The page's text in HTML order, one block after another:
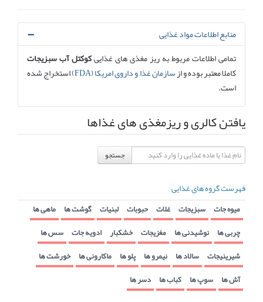
منابع اطلاعات مواد غذایی
تمامی اطلاعات مربوط به ریز مغذی های غذاییکوکتل آب سبزیجات
کاملا معتبر بوده و ازسازمان غذا و داروی امریکا (FDA)
استخراج شده
است.
یافتن کالری و ریزمغذی های غذاها
جستجو
فهرست گروه های غذایی
میوه جات سبزیجات غلات حبوبات لبنیات گوشت ها ماهی ها
چربی ها نوشیدنی ها مغزیجات خشکبار ادویه جات سس ها
شیرینیجات سالاد ها نیمرو ها پلو ها ماکارونی ها خورشت ها
آش ها سوپ ها کباب ها دسر ها